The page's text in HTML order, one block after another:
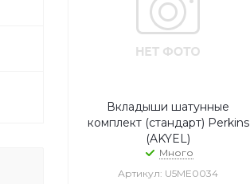
Вкладыши шатунные
комплект (стандарт) Perkins
(AKYEL)
Много
Артикул: U5ME0034